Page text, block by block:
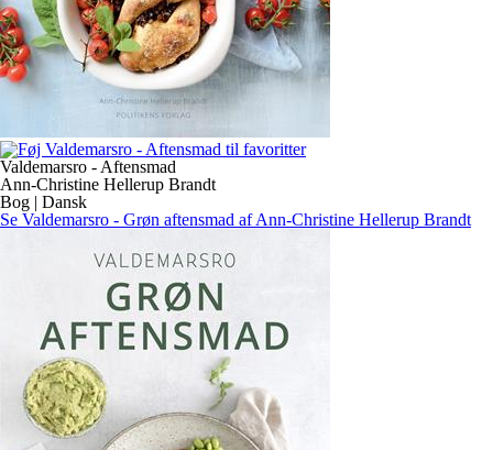
Valdemarsro - Aftensmad
Ann-Christine Hellerup Brandt
Bog | Dansk
Se Valdemarsro - Grøn aftensmad af Ann-Christine Hellerup Brandt